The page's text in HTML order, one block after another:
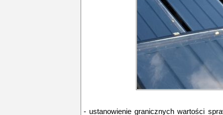
- ustanowienie granicznych wartości